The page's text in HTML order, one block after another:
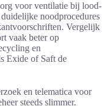
voor ventilatie bij lood-
noodprocedures
Vergelijk
vaak beter op
en
Exide of Saft de
en telematica voor
steeds slimmer.